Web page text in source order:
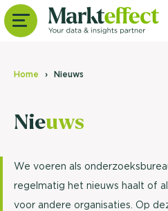
Home Nieuws
Nieuws
We voeren als
regelmatig het nieuws haalt of
voor andere organisaties. Op